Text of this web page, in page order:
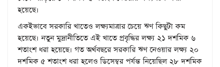
হয়েছে।
একইভাবে সরকারি খাতেও লক্ষ্যমাত্রার চেয়ে ঋণ কিছুটা কম
হয়েছে। নতুন মুদ্রানীতিতে এই খাতে প্রবৃদ্ধির লক্ষ্য ২১ দশ‌মিক ৬
শতাংশ ধরা হয়েছে। গত অর্থবছরে সরকারি ঋণ নেওয়ার লক্ষ্য ২০
দশমিক ৫ শতাংশ ধরা হলেও ডিসেম্বর পর্যন্ত নিয়েছিল ২৮ দশমিক